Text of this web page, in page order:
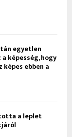
egyetlen
képesség, hogy
képes ebben a
a leplet